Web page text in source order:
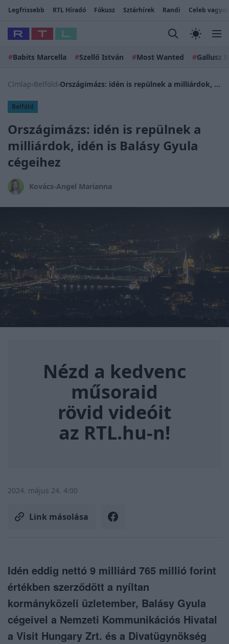
Legfrissebb RTL Híradó Fókusz Sztárhírek Randi Celeb
#Babits Marcella #Szellő István #Most Wanted #Gallusz
Címlap›Belföld› Országimázs: idén is repülnek a milliárdok, idén is Balásy Gyula cégeihez
Belföld
Országimázs: idén is repülnek a
milliárdok, idén is Balásy Gyula
cégeihez
Kovács-Angel Marianna
Nézd a kedvenc
műsoraid
rövid videóit
az RTL.hu-n!
2024. május 24. 4:00
Link másolása
Idén eddig nettó 9 milliárd 765 millió forint
értékben szerződött a nyíltan
kormányközeli üzletember, Balásy Gyula
cégeivel a Nemzeti Kommunikációs Hivatal
a Visit Hungary Zrt. és a Divatügynökség